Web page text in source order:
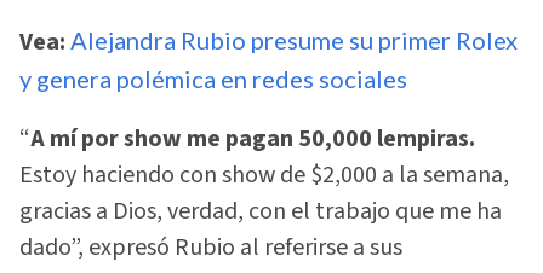
Vea: Alejandra Rubio presume su primer Rolex
y genera polémica en redes sociales
“A mí por show me pagan 50,000 lempiras.
Estoy haciendo con show de $2,000 a la semana,
gracias a Dios, verdad, con el trabajo que me ha
dado”, expresó Rubio al referirse a sus